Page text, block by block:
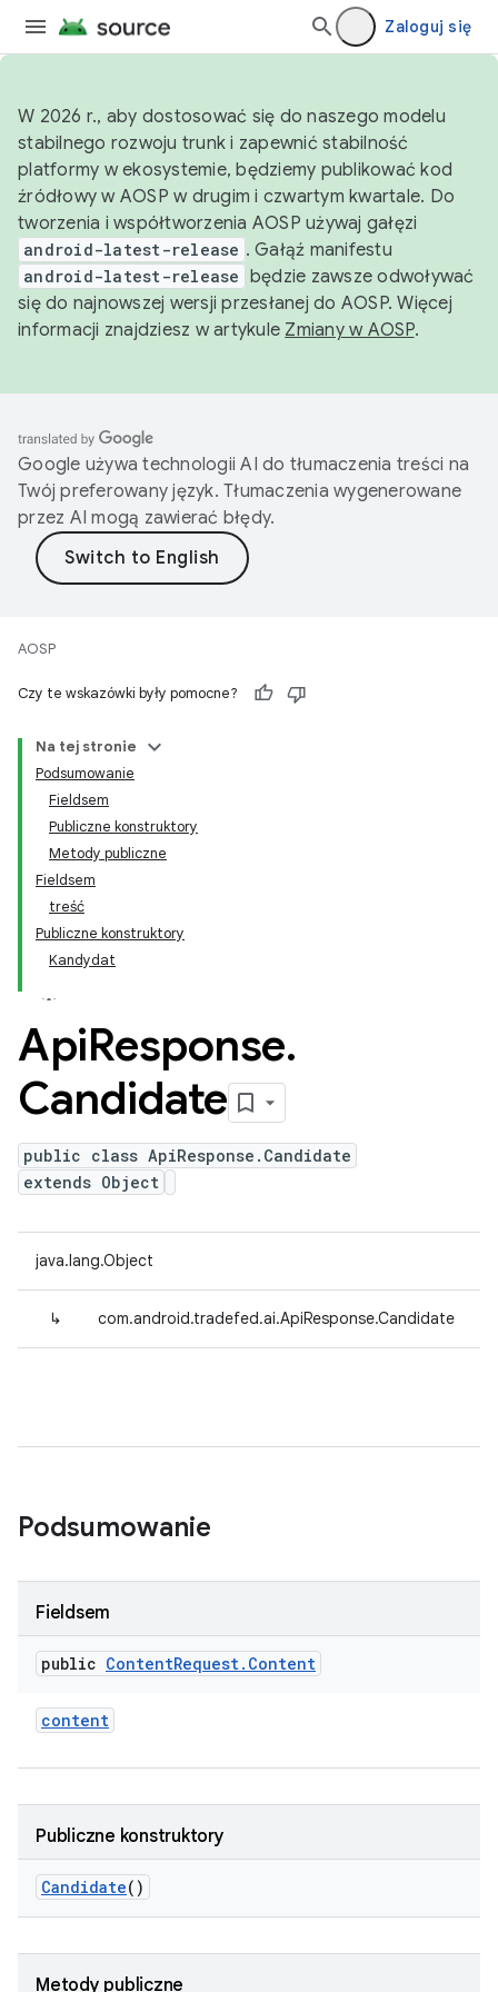
Zaloguj się
W 2026 r., aby dostosować się do naszego modelu
stabilnego rozwoju trunk i zapewnić stabilność
platformy w ekosystemie, będziemy publikować kod
źródłowy w AOSP w drugim i czwartym kwartale. Do
tworzenia i współtworzenia AOSP używaj gałęzi
android-latest-release . Gałąź manifestu
android-latest-release będzie zawsze odwoływać
się do najnowszej wersji przesłanej do AOSP. Więcej
informacji znajdziesz w artykule Zmiany w AOSP.
Google używa technologii AI do tłumaczenia treści na
Twój preferowany język. Tłumaczenia wygenerowane
przez AI mogą zawierać błędy.
AOSP
Czy te wskazówki były pomocne?
Na tej stronie
Podsumowanie
Fieldsem
Publiczne konstruktory
Metody publiczne
Fieldsem
treść
Publiczne konstruktory
Kandydat
ApiResponse.
Candidate
public class ApiResponse.Candidate
extends Object
java.lang.Object
↳ com.android.tradefed.ai.ApiResponse.Candidate
Podsumowanie
Fieldsem
public ContentRequest. Content
content
Publiczne konstruktory
Candidate()
Metody publiczne